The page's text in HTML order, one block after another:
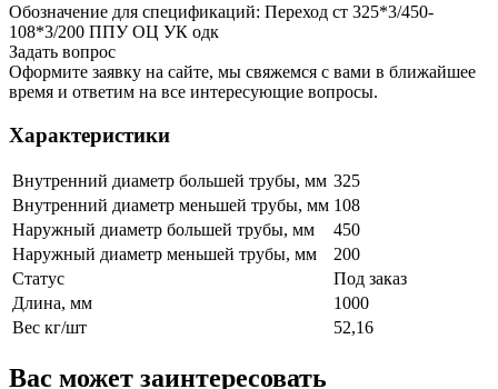
Обозначение для спецификаций: Переход ст 325*3/450-
108*3/200 ППУ ОЦ УК одк
Задать вопрос
Оформите заявку на сайте, мы свяжемся с вами в ближайшее
время и ответим на все интересующие вопросы.
Характеристики
Внутренний диаметр большей трубы, мм 325
Внутренний диаметр меньшей трубы, мм 108
Наружный диаметр большей трубы, мм
450
Наружный диаметр меньшей трубы, мм
200
Статус
Под заказ
Длина, мм
1000
Вес кг/шт
52,16
Вас может заинтересовать